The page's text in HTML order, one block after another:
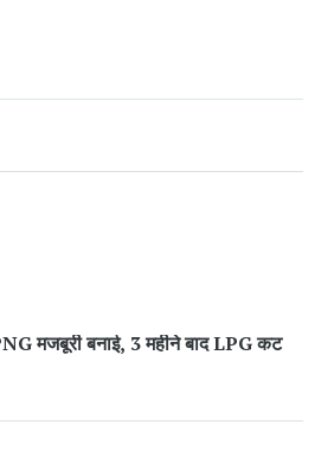
मजबूरी बनाई, 3 महीने बाद LPG कट